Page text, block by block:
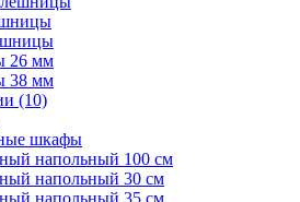
26 мм
38 мм
(10)
шкафы
напольный 100 см
напольный 30 см
напольный 35 см